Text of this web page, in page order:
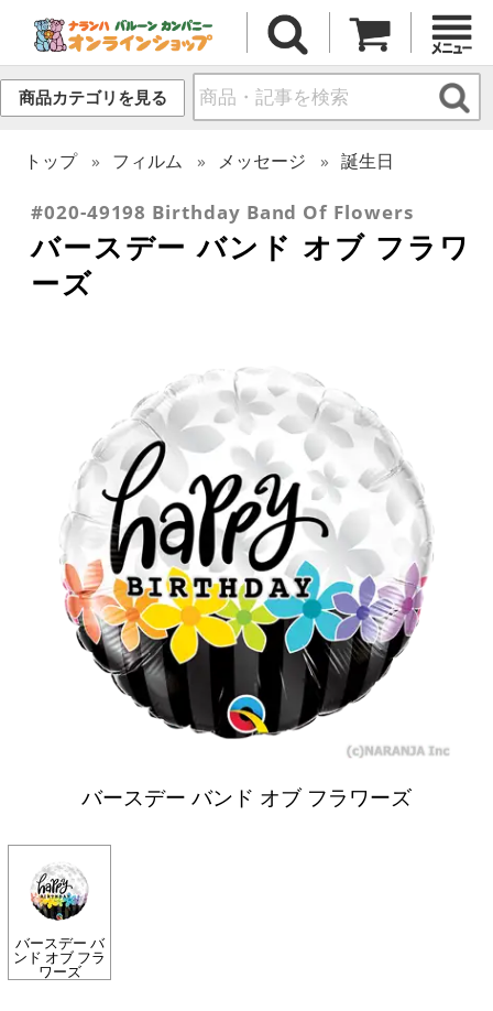
商品カテゴリを見る
トップ フィルム メッセージ 誕生日
#020-49198 Birthday Band Of Flowers
バースデー バンド オブ フラワ
ーズ
バースデー バンド オブ フラワーズ
バースデー バ
ンド オブ フラ
ワーズ